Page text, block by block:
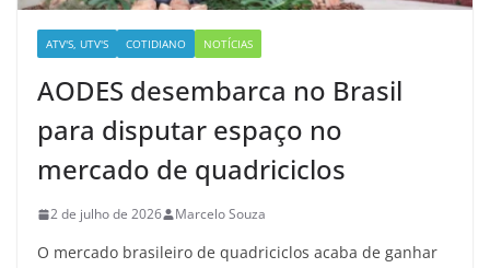
ATV'S, UTV'S COTIDIANO NOTÍCIAS
AODES desembarca no Brasil
para disputar espaço no
mercado de quadriciclos
2 de julho de 2026 Marcelo Souza
O mercado brasileiro de quadriciclos acaba de ganhar